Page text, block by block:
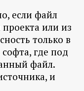
если файл
или из
только в
где под
файл.
и